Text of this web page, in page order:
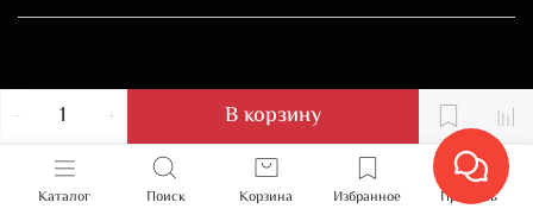
В корзину
Каталог Поиск Корзина Избранное Профиль